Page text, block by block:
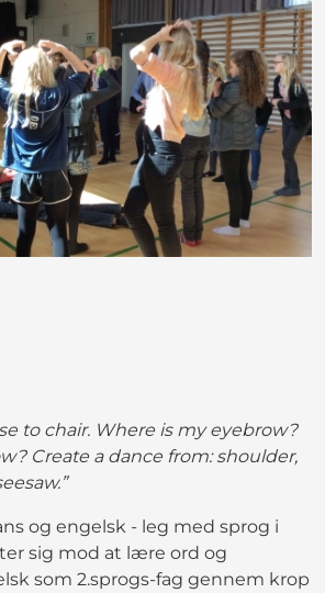
to chair. Where is my eyebrow?
Create a dance from: shoulder,
og engelsk - leg med sprog i
sig mod at lære ord og
som 2.sprogs-fag gennem krop